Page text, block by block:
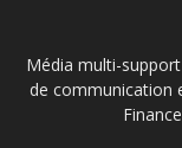
Média multi-
de communication